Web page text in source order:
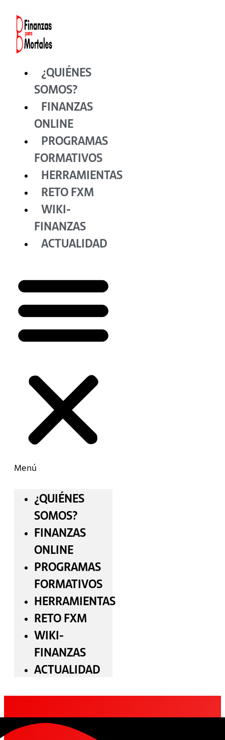
contenido
¿QUIÉNES
SOMOS?
FINANZAS
ONLINE
PROGRAMAS
FORMATIVOS
HERRAMIENTAS
RETO FXM
WIKI-
FINANZAS
ACTUALIDAD
Menú
¿QUIÉNES
SOMOS?
FINANZAS
ONLINE
PROGRAMAS
FORMATIVOS
HERRAMIENTAS
RETO FXM
WIKI-
FINANZAS
ACTUALIDAD